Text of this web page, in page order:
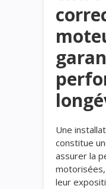
Une
constitue
assurer la
leur